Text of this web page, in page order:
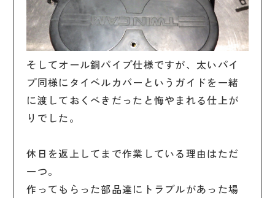
そしてオール銅パイプ仕様ですが、太いパイ
プ同様にタイベルカバーというガイドを一緒
に渡しておくべきだったと悔やまれる仕上が
りでした。
休日を返上してまで作業している理由はただ
一つ。
作ってもらった部品達にトラブルがあった場